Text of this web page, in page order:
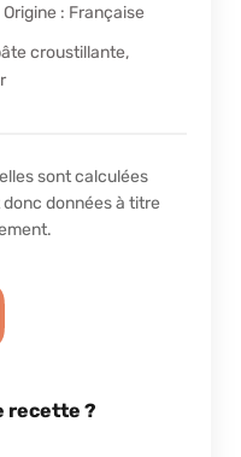
Origine : Française
croustillante,
données à titre
recette ?